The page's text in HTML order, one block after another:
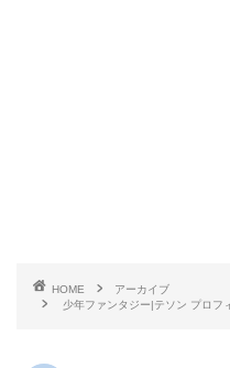
HOME
アーカイブ
少年ファンタジー|テソン プロフ